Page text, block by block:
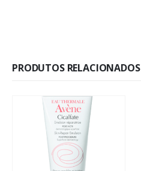
PRODUTOS RELACIONADOS